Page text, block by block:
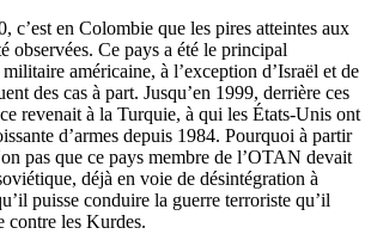
c’est en Colombie que les pires atteintes aux
observées. Ce pays a été le principal
américaine, à l’exception d’Israël et de
des cas à part. Jusqu’en 1999, derrière ces
revenait à la Turquie, à qui les États-Unis ont
d’armes depuis 1984. Pourquoi à partir
pas que ce pays membre de l’OTAN devait
déjà en voie de désintégration à
puisse conduire la guerre terroriste qu’il
contre les Kurdes.